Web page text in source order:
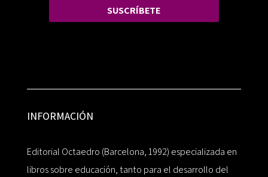
SUSCRÍBETE
INFORMACIÓN
Editorial Octaedro (Barcelona, 1992) especializada en
libros sobre educación, tanto para el desarrollo del